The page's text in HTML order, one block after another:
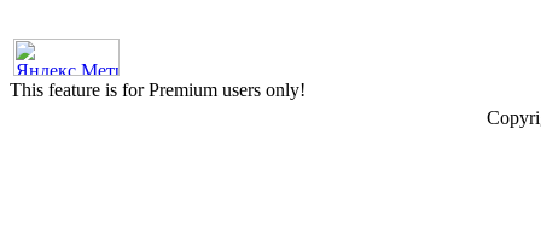
This feature is for Premium users only!